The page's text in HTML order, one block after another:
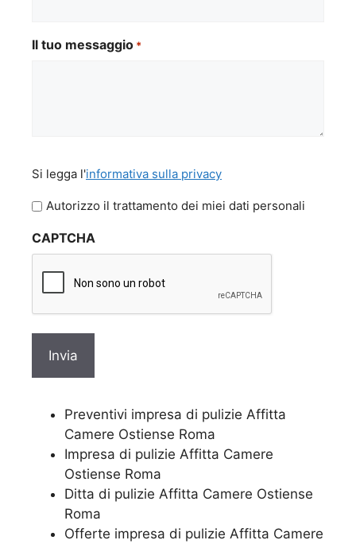
Il tuo messaggio *
legga
l'informativa
privacy
Si legga l'informativa sulla privacy
Autorizzo il trattamento dei miei dati personali
CAPTCHA
Preventivi impresa di pulizie Affitta
Camere Ostiense Roma
Impresa di pulizie Affitta Camere
Ostiense Roma
Ditta di pulizie Affitta Camere Ostiense
Roma
Offerte impresa di pulizie Affitta Camere